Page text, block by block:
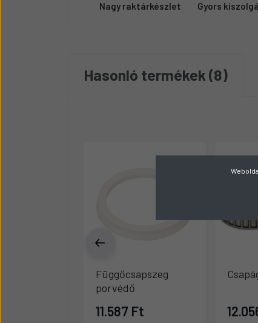
Nagy raktárkészlet Gyors
Hasonló termékek 8
Függőcsapszeg
porvédő
11.587 Ft